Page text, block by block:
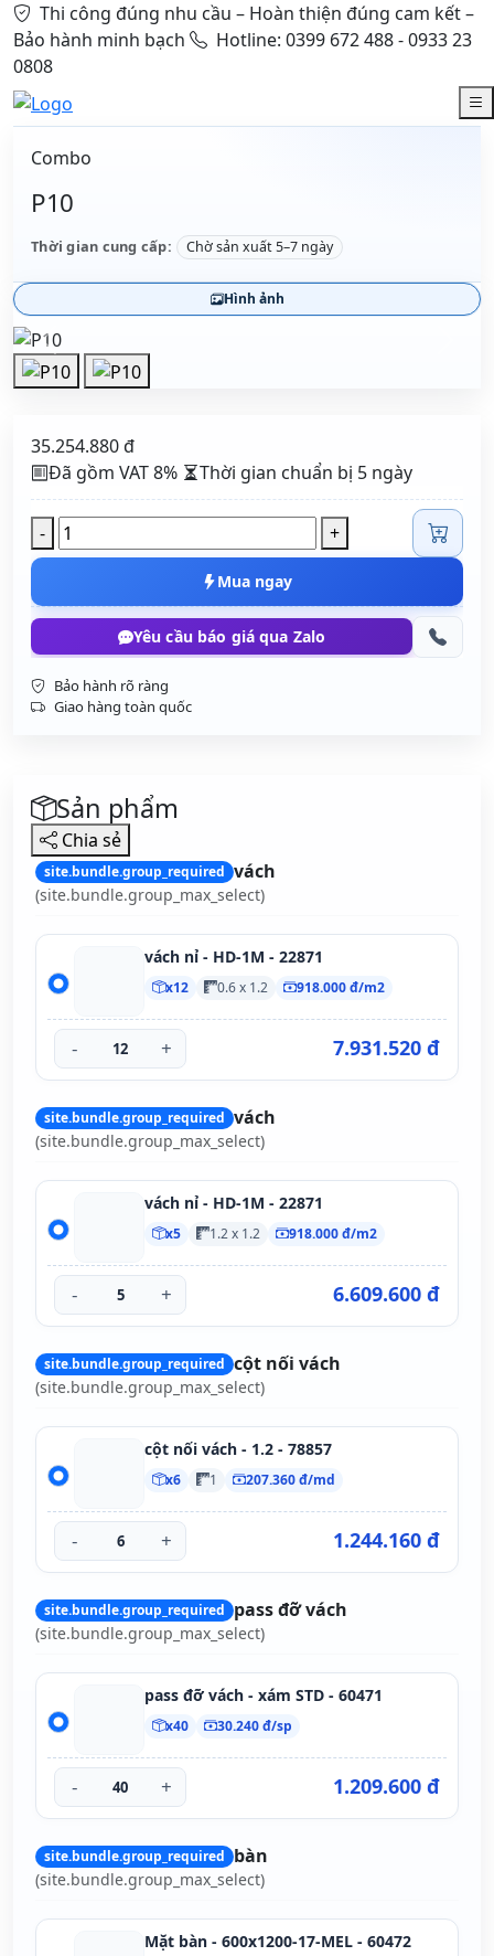
Thi công đúng nhu cầu – Hoàn thiện đúng cam kết –
Bảo hành minh bạch
Hotline: 0399 672 488 - 0933 23
0808
Combo
P10
Thời gian cung cấp: Chờ sản xuất 5–7 ngày
Hình ảnh
35.254.880 đ
Đã gồm VAT 8%
Thời gian chuẩn bị 5 ngày
- +
Mua ngay
Yêu cầu báo giá qua Zalo
Bảo hành rõ ràng
Giao hàng toàn quốc
Sản phẩm
Chia sẻ
site.bundle.group_required vách
(site.bundle.group_max_select)
vách nỉ - HD-1M - 22871
x12 0.6 x 1.2 918.000 đ/m2
- + 7.931.520 đ
site.bundle.group_required vách
(site.bundle.group_max_select)
vách nỉ - HD-1M - 22871
x5 1.2 x 1.2 918.000 đ/m2
- + 6.609.600 đ
site.bundle.group_required cột nối vách
(site.bundle.group_max_select)
cột nối vách - 1.2 - 78857
x6 1 207.360 đ/md
- + 1.244.160 đ
site.bundle.group_required pass đỡ vách
(site.bundle.group_max_select)
pass đỡ vách - xám STD - 60471
x40 30.240 đ/sp
- + 1.209.600 đ
site.bundle.group_required bàn
(site.bundle.group_max_select)
Mặt bàn - 600x1200-17-MEL - 60472